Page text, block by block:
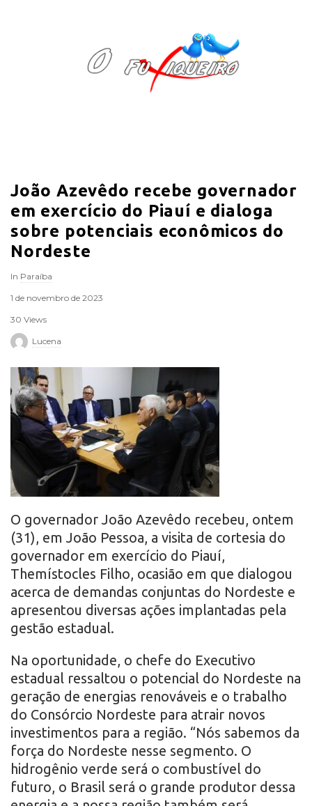
F
q
u
e
i
o
João Azevêdo recebe governador
em exercício do Piauí e dialoga
sobre potenciais econômicos do
Nordeste
In Paraíba
1 de novembro de 2023
30 Views
Lucena
O governador João Azevêdo recebeu, ontem
(31), em João Pessoa, a visita de cortesia do
governador em exercício do Piauí,
Themístocles Filho, ocasião em que dialogou
acerca de demandas conjuntas do Nordeste e
apresentou diversas ações implantadas pela
gestão estadual.
Na oportunidade, o chefe do Executivo
estadual ressaltou o potencial do Nordeste na
geração de energias renováveis e o trabalho
do Consórcio Nordeste para atrair novos
investimentos para a região. “Nós sabemos da
força do Nordeste nesse segmento. O
hidrogênio verde será o combustível do
futuro, o Brasil será o grande produtor dessa